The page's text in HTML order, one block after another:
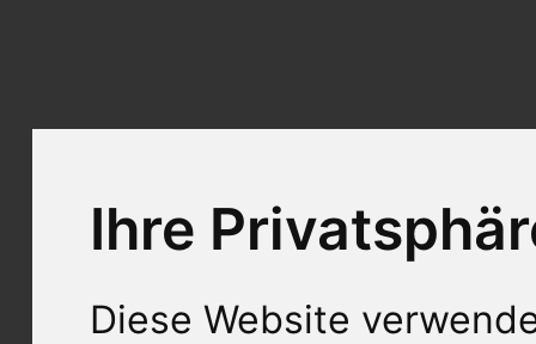
Ihre
Diese Website